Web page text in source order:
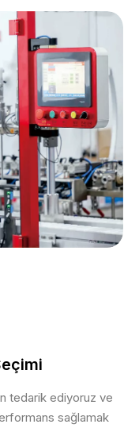
tedarik ediyoruz ve
sağlamak